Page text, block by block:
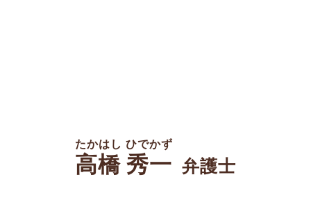
高橋 秀一
たかはし ひでかず
弁護士